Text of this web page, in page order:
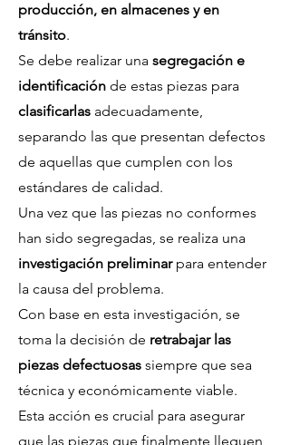
producción, en almacenes y en
tránsito.
Se debe realizar una segregación e
identificación de estas piezas para
clasificarlas adecuadamente,
separando las que presentan defectos
de aquellas que cumplen con los
estándares de calidad.
Una vez que las piezas no conformes
han sido segregadas, se realiza una
investigación preliminarpara entender
la causa del problema.
Con base en esta investigación, se
toma la decisión de retrabajar las
piezas defectuosas siempre que sea
técnica y económicamente viable.
Esta acción es crucial para asegurar
que las piezas que finalmente lleguen